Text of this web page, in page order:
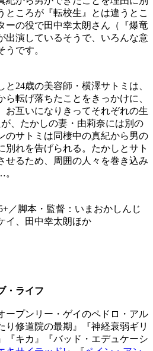
ところが『転校生』とは違うとこ
ーの役で田中幸太朗さん（『爆竜
出演しているそうで、いろんな意
です。
24歳の美容師・横澤サトミは、
転げ落ちたことをきっかけに、
お互いになりきってそれぞれの生
、たかしの妻・由莉奈には別の
のサトミは同棲中の真紀から男の
別れを告げられる。たかしとサト
せるため、周囲の人々を巻き込み
／脚本・監督：いまおかしんじ
イ、田中幸太朗ほか
・ライフ
プンリー・ゲイのペドロ・アル
り修道院の最期』『神経衰弱ギリ
『キカ』『バッド・エデュケーシ